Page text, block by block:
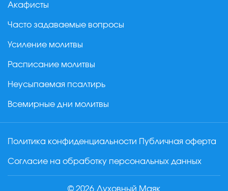
Акафисты
Часто задаваемые вопросы
Усиление молитвы
Расписание молитвы
Неусыпаемая псалтирь
Всемирные дни молитвы
Политика конфиденциальности Публичная оферта
Согласие на обработку персональных данных
© 2026 Духовный Маяк